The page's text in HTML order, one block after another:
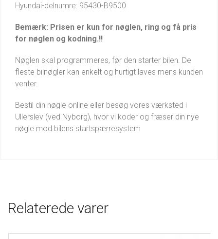
Hyundai-delnumre: 95430-B9500
Bemærk: Prisen er kun for nøglen, ring og få pris
for nøglen og kodning.!!
Nøglen skal programmeres, før den starter bilen. De
fleste bilnøgler kan enkelt og hurtigt laves mens kunden
venter.
Bestil din nøgle online eller besøg vores værksted i
Ullerslev (ved Nyborg), hvor vi koder og fræser din nye
nøgle mod bilens startspærresystem
Relaterede varer